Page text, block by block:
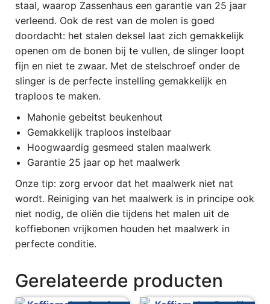
staal, waarop Zassenhaus een garantie van 25 jaar
verleend. Ook de rest van de molen is goed
doordacht: het stalen deksel laat zich gemakkelijk
openen om de bonen bij te vullen, de slinger loopt
fijn en niet te zwaar. Met de stelschroef onder de
slinger is de perfecte instelling gemakkelijk en
traploos te maken.
Mahonie gebeitst beukenhout
Gemakkelijk traploos instelbaar
Hoogwaardig gesmeed stalen maalwerk
Garantie 25 jaar op het maalwerk
Onze tip: zorg ervoor dat het maalwerk niet nat
wordt. Reiniging van het maalwerk is in principe ook
niet nodig, de oliën die tijdens het malen uit de
koffiebonen vrijkomen houden het maalwerk in
perfecte conditie.
Gerelateerde producten